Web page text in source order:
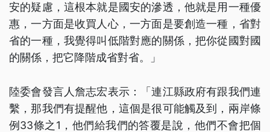
安的疑慮，這根本就是國安的滲透，他就是用一種優
惠，一方面是收買人心，一方面是要創造一種，省對
省的一種，我覺得叫低階對應的關係，把你從國對國
的關係，把它降階成省對省。」
陸委會發言人詹志宏表示：「連江縣政府有跟我們連
繫，那我們有提醒他，這個是很可能觸及到，兩岸條
例33條之1，他們給我們的答覆是說，他們不會把個